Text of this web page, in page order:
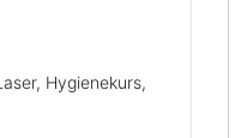
Hygienekurs,